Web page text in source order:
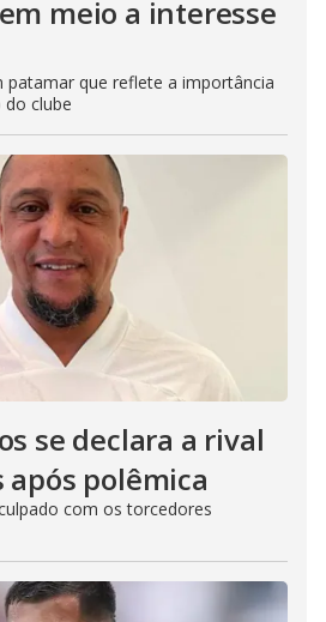
meio a interesse
patamar que reflete a importância
clube
se declara a rival
após polêmica
com os torcedores